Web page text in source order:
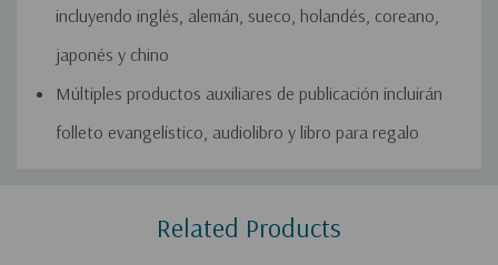
incluyendo inglés, alemán, sueco, holandés, coreano,
japonés y chino
Múltiples productos auxiliares de publicación incluirán
folleto evangelístico, audiolibro y libro para regalo
Related Products